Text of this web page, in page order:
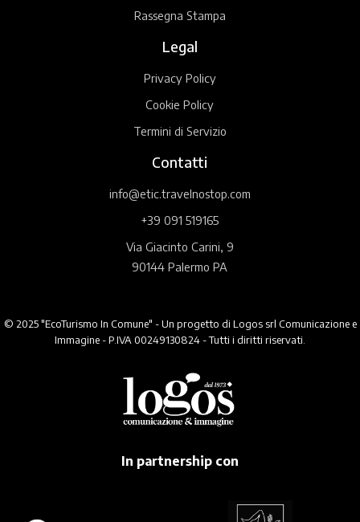
Rassegna Stampa
Legal
Privacy Policy
Cookie Policy
Termini di Servizio
Contatti
info@etic.travelnostop.com
+39 091 519165
Via Giacinto Carini, 9
90144 Palermo PA
© 2025 "EcoTurismo In Comune" - Un progetto di Logos srl Comunicazione e
Immagine - P.IVA 00249130824 - Tutti i diritti riservati.
In partnership con